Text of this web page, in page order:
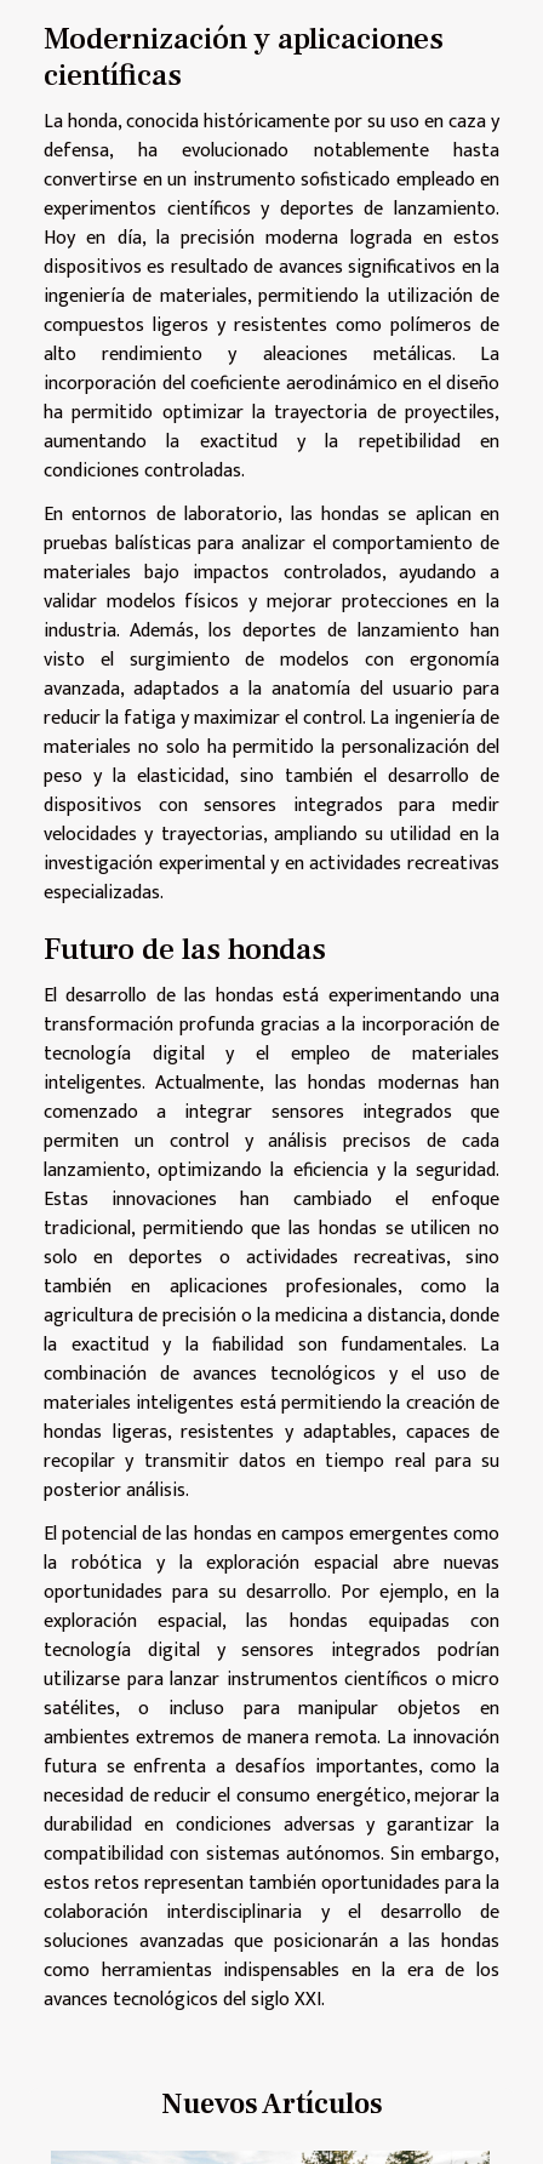
Modernización y aplicaciones
científicas
La honda, conocida históricamente por su uso en caza y
defensa, ha evolucionado notablemente hasta
convertirse en un instrumento sofisticado empleado en
experimentos científicos y deportes de lanzamiento.
Hoy en día, la precisión moderna lograda en estos
dispositivos es resultado de avances significativos en la
ingeniería de materiales, permitiendo la utilización de
compuestos ligeros y resistentes como polímeros de
alto rendimiento y aleaciones metálicas. La
incorporación del coeficiente aerodinámico en el diseño
ha permitido optimizar la trayectoria de proyectiles,
aumentando la exactitud y la repetibilidad en
condiciones controladas.
En entornos de laboratorio, las hondas se aplican en
pruebas balísticas para analizar el comportamiento de
materiales bajo impactos controlados, ayudando a
validar modelos físicos y mejorar protecciones en la
industria. Además, los deportes de lanzamiento han
visto el surgimiento de modelos con ergonomía
avanzada, adaptados a la anatomía del usuario para
reducir la fatiga y maximizar el control. La ingeniería de
materiales no solo ha permitido la personalización del
peso y la elasticidad, sino también el desarrollo de
dispositivos con sensores integrados para medir
velocidades y trayectorias, ampliando su utilidad en la
investigación experimental y en actividades recreativas
especializadas.
Futuro de las hondas
El desarrollo de las hondas está experimentando una
transformación profunda gracias a la incorporación de
tecnología digital y el empleo de materiales
inteligentes. Actualmente, las hondas modernas han
comenzado a integrar sensores integrados que
permiten un control y análisis precisos de cada
lanzamiento, optimizando la eficiencia y la seguridad.
Estas innovaciones han cambiado el enfoque
tradicional, permitiendo que las hondas se utilicen no
solo en deportes o actividades recreativas, sino
también en aplicaciones profesionales, como la
agricultura de precisión o la medicina a distancia, donde
la exactitud y la fiabilidad son fundamentales. La
combinación de avances tecnológicos y el uso de
materiales inteligentes está permitiendo la creación de
hondas ligeras, resistentes y adaptables, capaces de
recopilar y transmitir datos en tiempo real para su
posterior análisis.
El potencial de las hondas en campos emergentes como
la robótica y la exploración espacial abre nuevas
oportunidades para su desarrollo. Por ejemplo, en la
exploración espacial, las hondas equipadas con
tecnología digital y sensores integrados podrían
utilizarse para lanzar instrumentos científicos o micro
satélites, o incluso para manipular objetos en
ambientes extremos de manera remota. La innovación
futura se enfrenta a desafíos importantes, como la
necesidad de reducir el consumo energético, mejorar la
durabilidad en condiciones adversas y garantizar la
compatibilidad con sistemas autónomos. Sin embargo,
estos retos representan también oportunidades para la
colaboración interdisciplinaria y el desarrollo de
soluciones avanzadas que posicionarán a las hondas
como herramientas indispensables en la era de los
avances tecnológicos del siglo XXI.
Nuevos Artículos